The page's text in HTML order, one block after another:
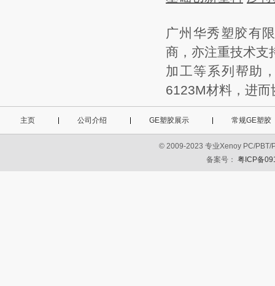
广州华秀塑胶有
商，亦注重技术支
加工等系列帮助
6123M材料，进而
主页 公司介绍 GE塑胶展示 常规GE塑胶
© 2009-2023 专业Xenoy PC/
备案号：粤ICP备